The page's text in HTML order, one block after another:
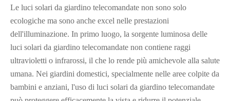
Le luci solari da giardino telecomandate non sono solo
ecologiche ma sono anche excel nelle prestazioni
dell'illuminazione. In primo luogo, la sorgente luminosa delle
luci solari da giardino telecomandate non contiene raggi
ultravioletti o infrarossi, il che lo rende più amichevole alla salute
umana. Nei giardini domestici, specialmente nelle aree colpite da
bambini e anziani, l'uso di luci solari da giardino telecomandate